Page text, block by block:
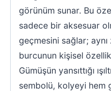
görünüm sunar. Bu
sadece bir aksesuar
geçmesini sağlar;
burcunun kişisel
Gümüşün yansıttığı
sembolü, kolyeyi hem